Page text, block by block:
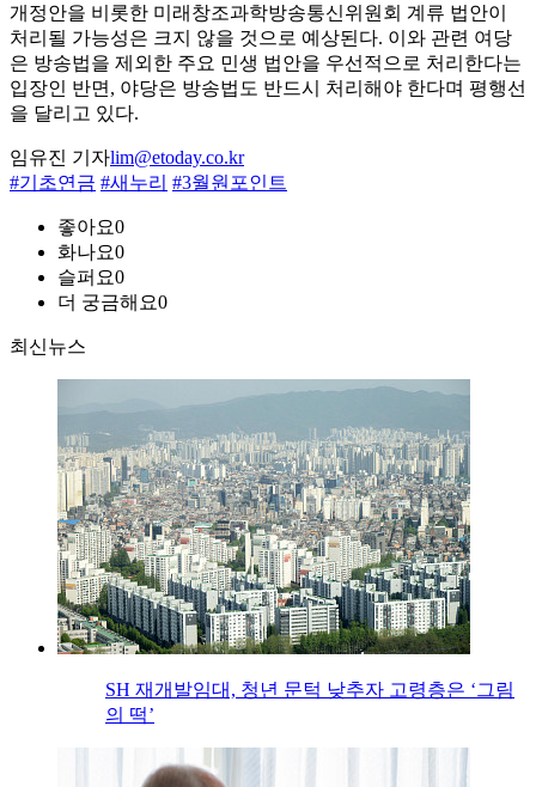
개정안을 비롯한 미래창조과학방송통신위원회 계류 법안이
처리될 가능성은 크지 않을 것으로 예상된다. 이와 관련 여당
은 방송법을 제외한 주요 민생 법안을 우선적으로 처리한다는
입장인 반면, 야당은 방송법도 반드시 처리해야 한다며 평행선
을 달리고 있다.
임유진 기자lim@etoday.co.kr
#기초연금 #새누리 #3월원포인트
좋아요0
화나요0
슬퍼요0
더 궁금해요0
최신뉴스
SH 재개발임대, 청년 문턱 낮추자 고령층은 ‘그림
의 떡’